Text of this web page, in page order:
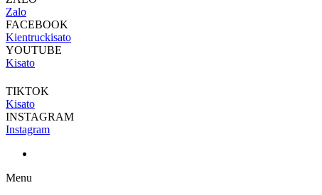
Zalo
FACEBOOK
Kientruckisato
YOUTUBE
Kisato
TIKTOK
Kisato
INSTAGRAM
Instagram
Menu